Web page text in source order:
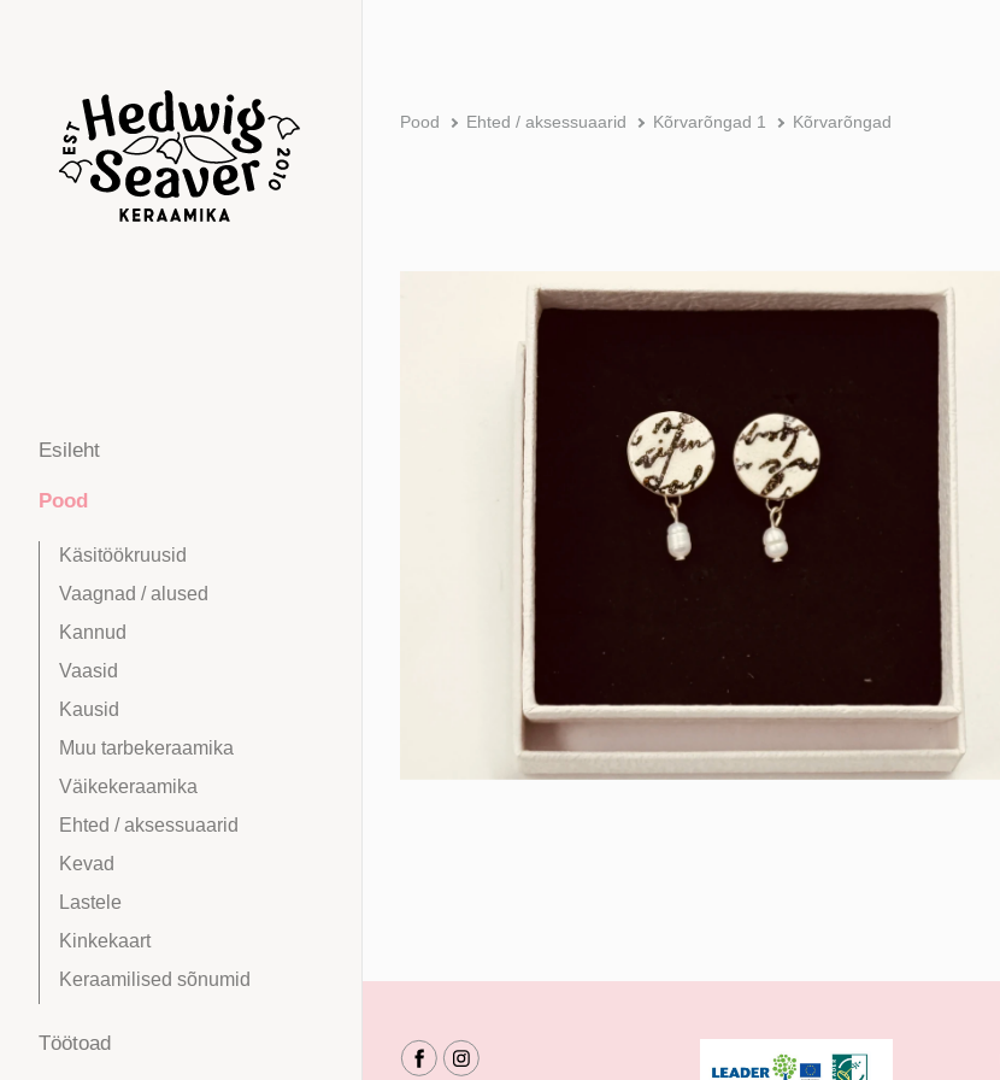
Esileht
Pood
Käsitöökruusid
Vaagnad / alused
Kannud
Vaasid
Kausid
Muu tarbekeraamika
Väikekeraamika
Ehted / aksessuaarid
Kevad
Lastele
Kinkekaart
Keraamilised sõnumid
Töötoad
Pood Ehted / aksessuaarid Kõrvarõngad 1 Kõrvarõngad